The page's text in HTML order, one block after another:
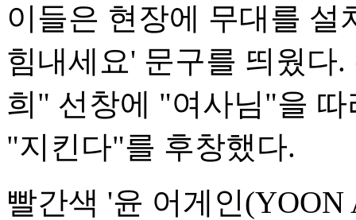
이들은 현장에 무대를 설
힘내세요' 문구를 띄웠다
희" 선창에 "여사님"을
"지킨다"를 후창했다.
빨간색 '윤 어게인